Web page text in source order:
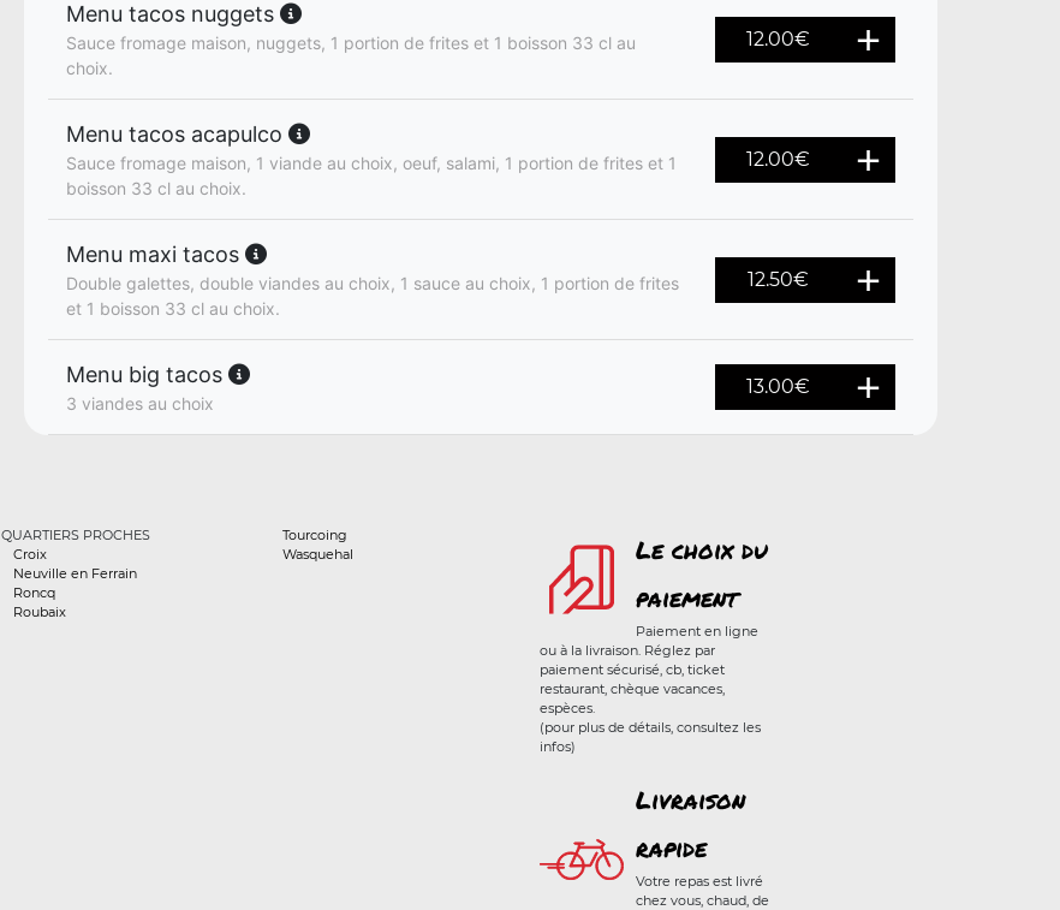
Menu tacos nuggets
Sauce fromage maison, nuggets, 1 portion de frites et 1 boisson 33 cl au
choix.
12.00€
Menu tacos acapulco
Sauce fromage maison, 1 viande au choix, oeuf, salami, 1 portion de frites et 1
boisson 33 cl au choix.
12.00€
Menu maxi tacos
Double galettes, double viandes au choix, 1 sauce au choix, 1 portion de frites
et 1 boisson 33 cl au choix.
12.50€
Menu big tacos
3 viandes au choix
13.00€
QUARTIERS PROCHES
Croix
Neuville en Ferrain
Roncq
Roubaix
Tourcoing
Wasquehal
Le choix du
paiement
Paiement en ligne
ou à la livraison. Réglez par
paiement sécurisé, cb, ticket
restaurant, chèque vacances,
espèces.
(pour plus de détails, consultez les
infos)
Livraison
rapide
Votre repas est livré
chez vous, chaud, de